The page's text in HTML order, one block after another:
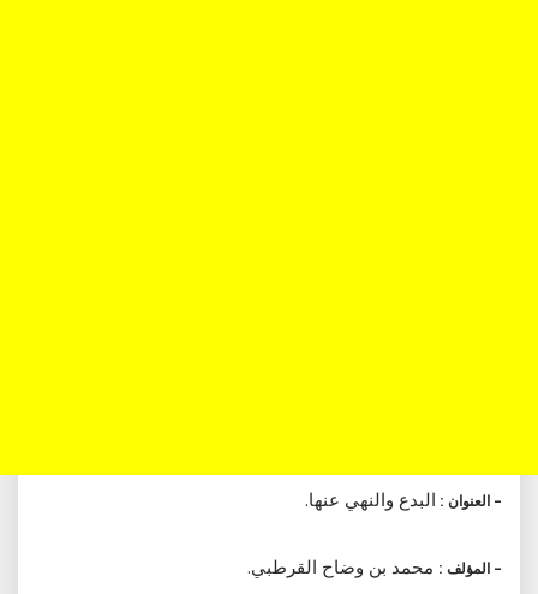
– العنوان : البدع والنهي عنها.
– المؤلف : محمد بن وضاح القرطبي.